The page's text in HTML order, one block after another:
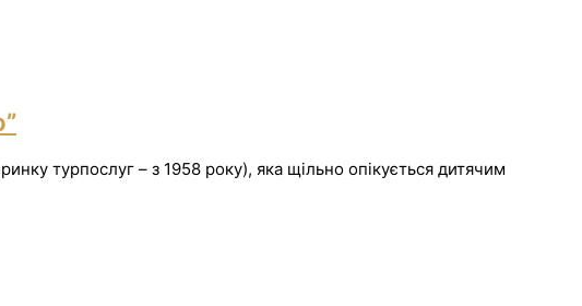
турпослуг – з 1958 року), яка щільно опікується дитячим